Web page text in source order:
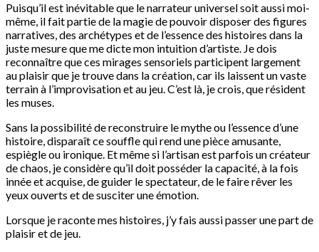
Puisqu’il est inévitable que le narrateur universel soit aussi moi-
même, il fait partie de la magie de pouvoir disposer des figures
narratives, des archétypes et de l’essence des histoires dans la
juste mesure que me dicte mon intuition d’artiste. Je dois
reconnaître que ces mirages sensoriels participent largement
au plaisir que je trouve dans la création, car ils laissent un vaste
terrain à l’improvisation et au jeu. C’est là, je crois, que résident
les muses.
Sans la possibilité de reconstruire le mythe ou l’essence d’une
histoire, disparaît ce souffle qui rend une pièce amusante,
espiègle ou ironique. Et même si l’artisan est parfois un créateur
de chaos, je considère qu’il doit posséder la capacité, à la fois
innée et acquise, de guider le spectateur, de le faire rêver les
yeux ouverts et de susciter une émotion.
Lorsque je raconte mes histoires, j’y fais aussi passer une part de
plaisir et de jeu.